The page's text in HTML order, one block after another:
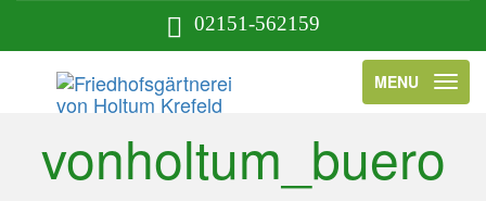
02151-562159
MENU
vonholtum_buero